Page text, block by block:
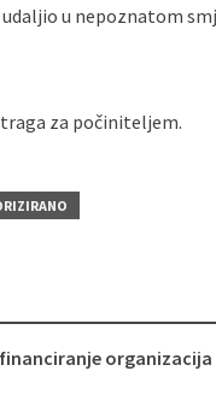
u nepoznatom
za počiniteljem.
organizacija